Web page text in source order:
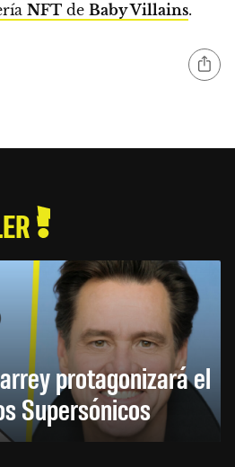
NFT de Baby Villains.
protagonizará el
Supersónicos